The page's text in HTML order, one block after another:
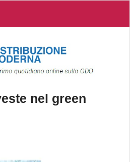
nel green